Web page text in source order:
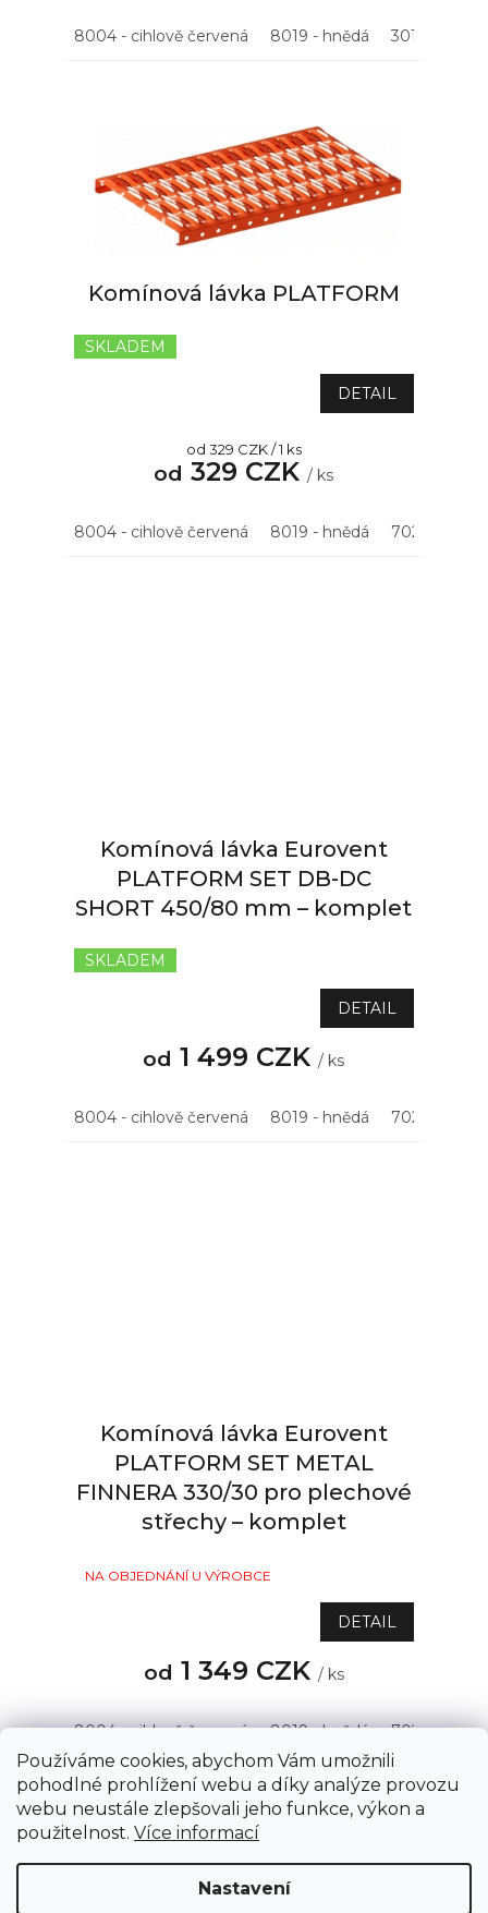
Používáme cookies, abychom Vám umožnili
pohodlné prohlížení webu a díky analýze provozu
webu neustále zlepšovali jeho funkce, výkon a
použitelnost. Více informací
Nastavení
hvězdiček.
8004 - cihlově červená 8019 - hnědá 3011 -
Komínová lávka PLATFORM
hodnocení
z
5
SKLADEM
od 329 CZK/ ks
Měrná
cena:
od 329 CZK / 1 ks
DETAIL
8004 - cihlově červená 8019 - hnědá 7021 -
Komínová lávka Eurovent
PLATFORM SET DB-DC
SHORT 450/80 mm – komplet
SKLADEM
od 1 499 CZK/ ks
DETAIL
8004 - cihlově červená 8019 - hnědá 7021 -
Komínová lávka Eurovent
PLATFORM SET METAL
FINNERA 330/30 pro plechové
střechy – komplet
NA OBJEDNÁNÍ U VÝROBCE
od 1 349 CZK / ks
DETAIL
8004 - cihlově červená 8019 - hnědá 7021 -
O
v
l
á
d
5položek celkem
Copyright 2026AZSTRECHA.CZ. Všechna práva
Upravit nastavení cookies